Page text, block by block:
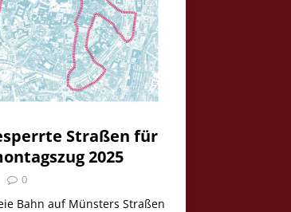
Straßen für
2025
0
Bahn auf Münsters Straßen